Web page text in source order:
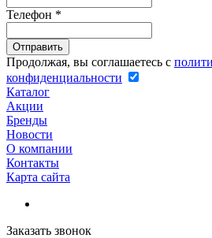
Телефон *
Продолжая, вы соглашаетесь с
конфиденциальности
Каталог
Акции
Бренды
Новости
О компании
Контакты
Карта сайта
Заказать звонок